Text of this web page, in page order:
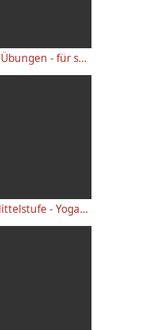
Yoga Schulter Übungen - für starke gesunde Schultern, gegen Schulterschmerzen
Yogastunde Mittelstufe - Yoga Vidya Grundreihe